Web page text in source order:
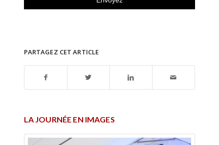
PARTAGEZ CET ARTICLE
LA JOURNÉE EN IMAGES